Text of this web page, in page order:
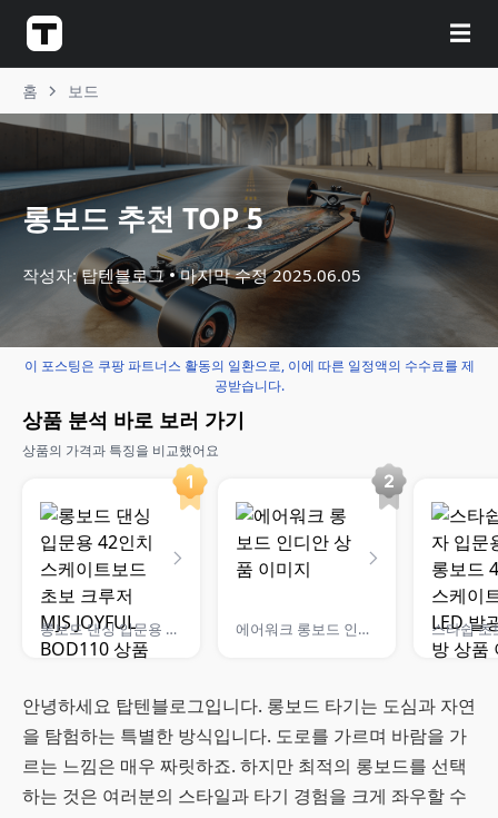
☰
홈 보드
롱보드 추천 TOP 5
작성자: 탑텐블로그 마지막 수정2025.06.05
이 포스팅은 쿠팡 파트너스 활동의 일환으로, 이에 따른 일정액의 수수료를 제
공받습니다.
상품 분석 바로 보러 가기
상품의 가격과 특징을 비교했어요
롱보드 댄싱 입문용 42인치 스케이트보드 초보 크루저 MJS JOYFUL BOD110 에어워크 롱보드 인디안
안녕하세요 탑텐블로그입니다. 롱보드 타기는 도심과 자연
을 탐험하는 특별한 방식입니다. 도로를 가르며 바람을 가
르는 느낌은 매우 짜릿하죠. 하지만 최적의 롱보드를 선택
하는 것은 여러분의 스타일과 타기 경험을 크게 좌우할 수